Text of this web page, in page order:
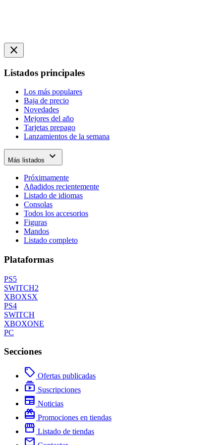
close
Listados principales
Los más populares
Baja de precio
Novedades
Mejores del año
Tarjetas prepago
Lanzamientos de la semana
Más listados expand_more
Próximamente
Añadidos recientemente
Listado de idiomas
Consolas
Todos los accesorios
Figuras
Mandos
Listado completo
Plataformas
PS5
SWITCH2
XBOXSX
PS4
SWITCH
XBOXONE
PC
Secciones
local_offer Ofertas publicadas
subscriptions Suscripciones
newspaper Noticias
redeem Promociones en tiendas
storefront Listado de tiendas
mail